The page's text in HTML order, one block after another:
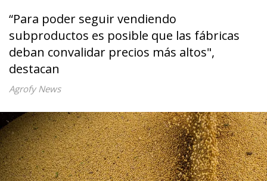
“Para poder seguir vendiendo
subproductos es posible que las fábricas
deban convalidar precios más altos",
destacan
Agrofy News